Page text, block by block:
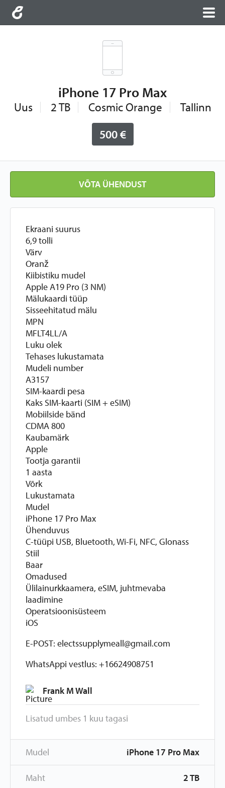
iPhone 17 Pro Max
Uus 2 TB Cosmic Orange
Tallinn
500 €
VÕTA ÜHENDUST
Ekraani suurus
6,9 tolli
Värv
Oranž
Kiibistiku mudel
Apple A19 Pro (3 NM)
Mälukaardi tüüp
Sisseehitatud mälu
MPN
MFLT4LL/A
Luku olek
Tehases lukustamata
Mudeli number
A3157
SIM-kaardi pesa
Kaks SIM-kaarti (SIM + eSIM)
Mobiilside bänd
CDMA 800
Kaubamärk
Apple
Tootja garantii
1 aasta
Võrk
Lukustamata
Mudel
iPhone 17 Pro Max
Ühenduvus
C-tüüpi USB, Bluetooth, Wi-Fi, NFC, Glonass
Stiil
Baar
Omadused
Ülilainurkkaamera, eSIM, juhtmevaba
laadimine
Operatsioonisüsteem
iOS
E-POST: electssupplymeall@gmail.com
WhatsAppi vestlus: +16624908751
Frank M Wall
Lisatud umbes 1 kuu tagasi
Mudel iPhone 17 Pro Max
Maht 2 TB